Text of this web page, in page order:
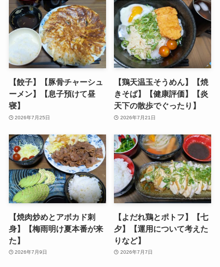
【餃子】【豚骨チャーシュ
ーメン】【息子預けて昼
寝】
2026年7月25日
【鶏天温玉そうめん】【焼
きそば】【健康評価】【炎
天下の散歩でぐったり】
2026年7月21日
【焼肉炒めとアボカド刺
身】【梅雨明け夏本番が来
た】
2026年7月9日
【よだれ鶏とポトフ】【七
夕】【運用について考えた
りなど】
2026年7月7日